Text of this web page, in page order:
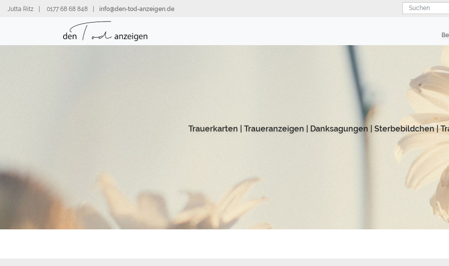
zumJutta Ritz 0177 68 68 848 info@den‑tod‑anzeigen.de Suchen
Trauerkarten Traueranzeigen Danksagungen Sterbebildchen|